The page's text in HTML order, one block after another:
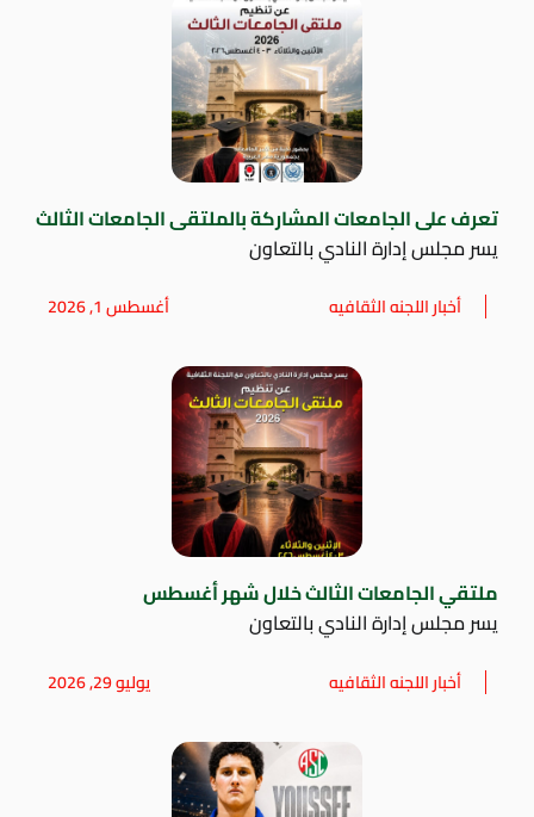
تعرف على الجامعات المشاركة بالملتقى الجامعات الثالث
يسر مجلس إدارة النادي بالتعاون
أخبار اللجنه الثقافيه أغسطس 1, 2026
ملتقي الجامعات الثالث خلال شهر أغسطس
يسر مجلس إدارة النادي بالتعاون
أخبار اللجنه الثقافيه يوليو 29, 2026